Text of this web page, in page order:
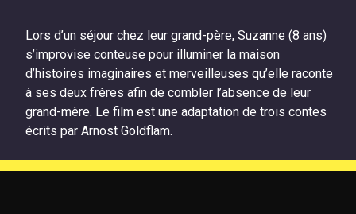
Lors d’un séjour chez leur grand-père, Suzanne (8 ans)
s’improvise conteuse pour illuminer la maison
d’histoires imaginaires et merveilleuses qu’elle raconte
à ses deux frères afin de combler l’absence de leur
grand-mère. Le film est une adaptation de trois contes
écrits par Arnost Goldflam.